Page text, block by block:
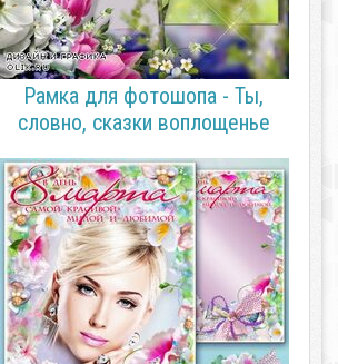
Рамка для фотошопа - Ты,
словно, сказки воплощенье